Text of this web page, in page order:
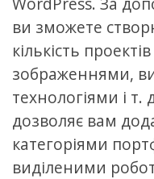
ви зможете
кількість
зображеннями,
технологіями і
дозволяє вам
категоріями
виділеними